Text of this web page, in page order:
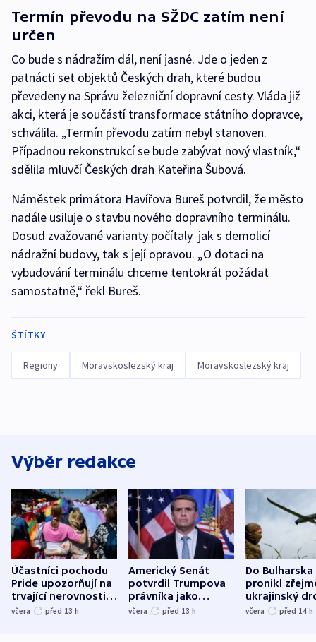
Termín převodu na SŽDC zatím není
určen
Co bude s nádražím dál, není jasné. Jde o jeden z
patnácti set objektů Českých drah, které budou
převedeny na Správu železniční dopravní cesty. Vláda již
akci, která je součástí transformace státního dopravce,
schválila. „Termín převodu zatím nebyl stanoven.
Případnou rekonstrukcí se bude zabývat nový vlastník,“
sdělila mluvčí Českých drah Kateřina Šubová.
Náměstek primátora Havířova Bureš potvrdil, že město
nadále usiluje o stavbu nového dopravního terminálu.
Dosud zvažované varianty počítaly jak s demolicí
nádražní budovy, tak s její opravou. „O dotaci na
vybudování terminálu chceme tentokrát požádat
samostatně,“ řekl Bureš.
ŠTÍTKY
Regiony Moravskoslezský kraj Moravskoslezský kraj
Výběr redakce
Účastníci pochodu
Pride upozorňují na
trvající nerovnosti i
společenskou
včera před 13 h
Americký Senát
potvrdil Trumpova
právníka jako
ministra
včera před 13 h
Do Bulharska
pronikl
ukrajinský
explodoval
včera před 14 h